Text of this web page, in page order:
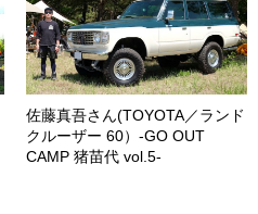
佐藤真吾さん(TOYOTA／ランド
クルーザー 60）-GO OUT
CAMP 猪苗代 vol.5-